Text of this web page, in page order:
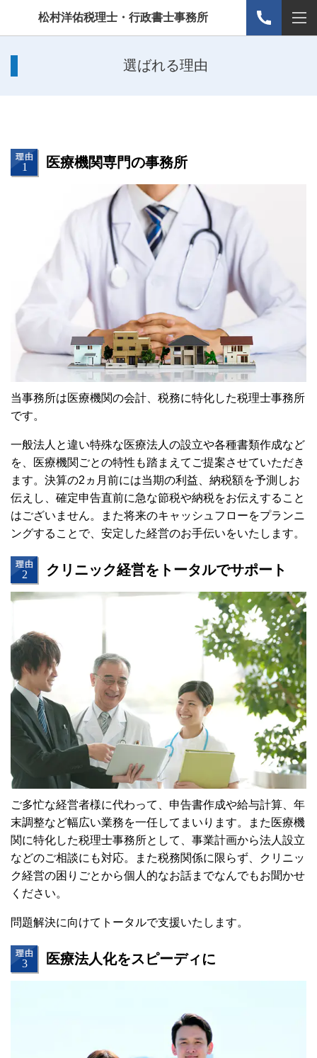
松村洋佑税理士・行政書士事務所
選ばれる理由
医療機関専門の事務所
当事務所は医療機関の会計、税務に特化した税理士事務所
です。
一般法人と違い特殊な医療法人の設立や各種書類作成など
を、医療機関ごとの特性も踏まえてご提案させていただき
ます。決算の2ヵ月前には当期の利益、納税額を予測しお
伝えし、確定申告直前に急な節税や納税をお伝えすること
はございません。また将来のキャッシュフローをプランニ
ングすることで、安定した経営のお手伝いをいたします。
クリニック経営をトータルでサポート
ご多忙な経営者様に代わって、申告書作成や給与計算、年
末調整など幅広い業務を一任してまいります。
また医療機
関に特化した税理士事務所として、事業計画から法人設立
などのご相談にも対応。
また税務関係に限らず、クリニッ
ク経営の困りごとから個人的なお話までなんでもお聞かせ
ください。
問題解決に向けてトータルで支援いたします。
医療法人化をスピーディに